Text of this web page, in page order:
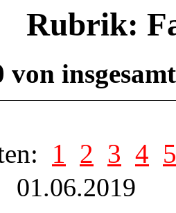
Rubrik:
von
1 2 3 4 5
01.06.2019